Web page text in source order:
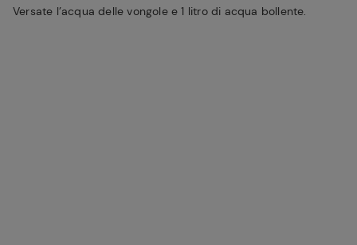
Versate l’acqua delle vongole e 1 litro di acqua bollente.